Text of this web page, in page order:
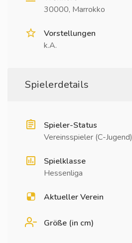
30000, Marrokko
Vorstellungen
k.A.
Spielerdetails
Spieler-Status
Vereinsspieler (C-Jugend)
Spielklasse
Hessenliga
Aktueller Verein
Größe (in cm)